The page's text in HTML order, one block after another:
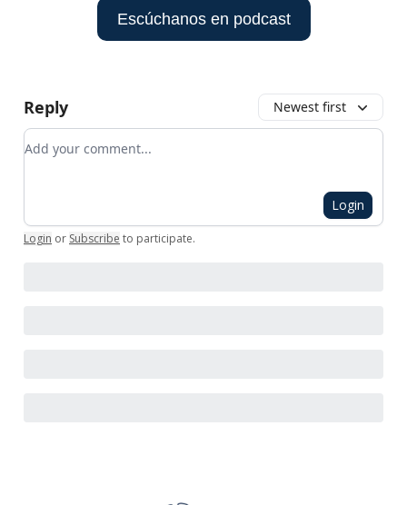
Escúchanos en podcast
Reply Newest first
Add your comment
Login
Login or Subscribe to participate.